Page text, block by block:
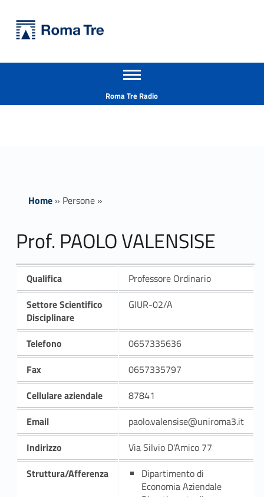
Prof. PAOLO VALENSISE ricerca - Università Roma Tre
Apri il menu secondario
Roma Tre Radio
Home» Persone»
Prof. PAOLO VALENSISE
Qualifica
Professore Ordinario
Settore Scientifico
Disciplinare
GIUR-02/A
Telefono
0657335636
Fax
0657335797
Cellulare aziendale
87841
Email
paolo.valensise@uniroma3.it
Indirizzo
Via Silvio D'Amico 77
Struttura/Afferenza
Dipartimento di
Economia Aziendale